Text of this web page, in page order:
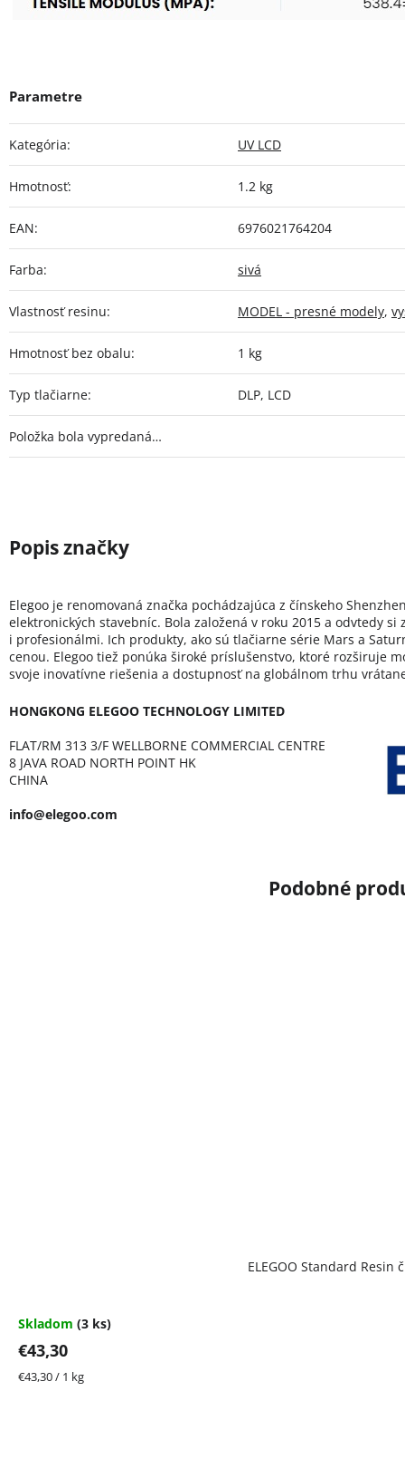
Kategória: UV LCD
Hmotnosť: 1.2 kg
EAN: 6976021764204
Farba: sivá
Vlastnosť resinu: MODEL - presné modely,
Hmotnosť bez obalu: 1 kg
Typ tlačiarne: DLP, LCD
Položka bola vypredaná…
ELEGOO Standard Resin
Skladom (3 ks)
€43,30
Jednotková
€43,30 / 1 kg
Elegoo je renomovaná značka pochádzajúca z čínskeho
elektronických stavebníc. Bola založená v roku 2015 a odvtedy
i profesionálmi. Ich produkty, ako sú tlačiarne série Mars a
cenou. Elegoo tiež ponúka široké príslušenstvo, ktoré rozširuje
svoje inovatívne riešenia a dostupnosť na globálnom trhu
HONGKONG ELEGOO TECHNOLOGY LIMITED
FLAT/RM 313 3/F WELLBORNE COMMERCIAL CENTRE
8 JAVA ROAD NORTH POINT HK
CHINA
info@elegoo.com